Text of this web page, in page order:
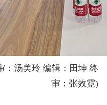
：汤美玲 编辑：田坤 终
审：张效霓)